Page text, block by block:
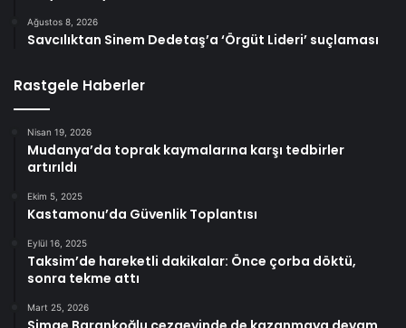
Ağustos 8, 2026
Savcılıktan Sinem Dedetaş’a ‘Örgüt Lideri’ suçlaması
Rastgele Haberler
Nisan 19, 2026
Mudanya’da toprak kaymalarına karşı tedbirler
artırıldı
Ekim 5, 2025
Kastamonu’da Güvenlik Toplantısı
Eylül 16, 2025
Taksim’de hareketli dakikalar: Önce çorba döktü,
sonra tekme attı
Mart 25, 2026